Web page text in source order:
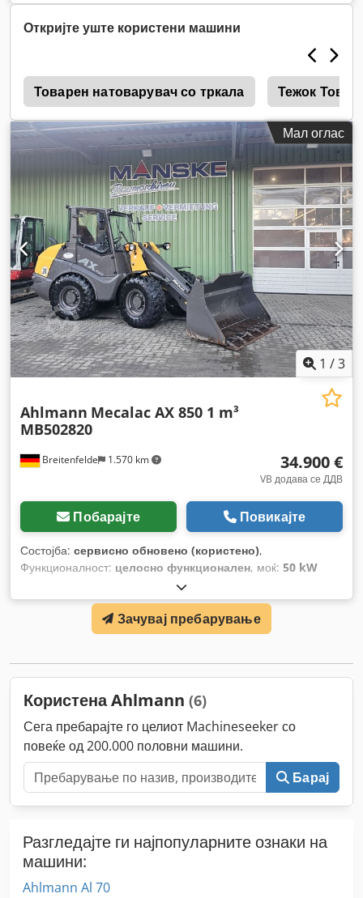
Откријте уште користени машини
Товарен натоварувач со тркала Тежок
Мал оглас
1 /3
Breitenfelde 1.570 km
Ahlmann Mecalac AX 850 1 m³
MB502820
34.900 €
VB додава се ДДВ
Побарајте Повикајте
Состојба: сервисно обновено (користено),
Функционалност: целосно функционален, моќ: 50 kW
, тип на гориво:
тежина:5.050 кг, големина на гумата:405/70 R 18,
запремнина на кофата:1 m³, Година на изградба:
работни часови:570 h, Опрема:UVV безбедносна
кабина, палетни виљушки, стандардна лопата,
Зачувај пребарување
Користена Ahlmann (6)
Сега пребарајте го целиот Machineseeker со
повеќе од 200.000 половни машини.
Барај
Разгледајте ги најпопуларните ознаки на
машини:
Ahlmann Al 70